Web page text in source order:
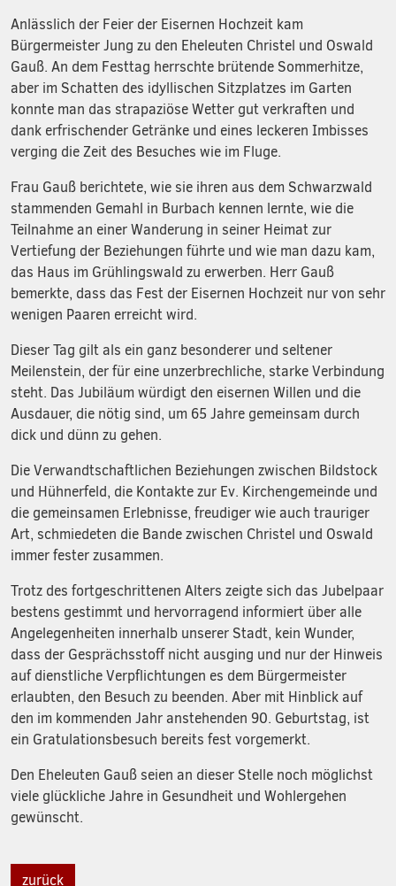
Anlässlich der Feier der Eisernen Hochzeit kam
Bürgermeister Jung zu den Eheleuten Christel und Oswald
Gauß. An dem Festtag herrschte brütende Sommerhitze,
aber im Schatten des idyllischen Sitzplatzes im Garten
konnte man das strapaziöse Wetter gut verkraften und
dank erfrischender Getränke und eines leckeren Imbisses
verging die Zeit des Besuches wie im Fluge.
Frau Gauß berichtete, wie sie ihren aus dem Schwarzwald
stammenden Gemahl in Burbach kennen lernte, wie die
Teilnahme an einer Wanderung in seiner Heimat zur
Vertiefung der Beziehungen führte und wie man dazu kam,
das Haus im Grühlingswald zu erwerben. Herr Gauß
bemerkte, dass das Fest der Eisernen Hochzeit nur von sehr
wenigen Paaren erreicht wird.
Dieser Tag gilt als ein ganz besonderer und seltener
Meilenstein, der für eine unzerbrechliche, starke Verbindung
steht. Das Jubiläum würdigt den eisernen Willen und die
Ausdauer, die nötig sind, um 65 Jahre gemeinsam durch
dick und dünn zu gehen.
Die Verwandtschaftlichen Beziehungen zwischen Bildstock
und Hühnerfeld, die Kontakte zur Ev. Kirchengemeinde und
die gemeinsamen Erlebnisse, freudiger wie auch trauriger
Art, schmiedeten die Bande zwischen Christel und Oswald
immer fester zusammen.
Trotz des fortgeschrittenen Alters zeigte sich das Jubelpaar
bestens gestimmt und hervorragend informiert über alle
Angelegenheiten innerhalb unserer Stadt, kein Wunder,
dass der Gesprächsstoff nicht ausging und nur der Hinweis
auf dienstliche Verpflichtungen es dem Bürgermeister
erlaubten, den Besuch zu beenden. Aber mit Hinblick auf
den im kommenden Jahr anstehenden 90. Geburtstag, ist
ein Gratulationsbesuch bereits fest vorgemerkt.
Den Eheleuten Gauß seien an dieser Stelle noch möglichst
viele glückliche Jahre in Gesundheit und Wohlergehen
gewünscht.
zurück